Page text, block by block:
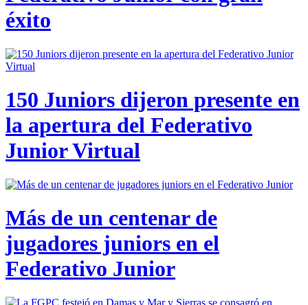
éxito
150 Juniors dijeron presente en
la apertura del Federativo
Junior Virtual
Más de un centenar de
jugadores juniors en el
Federativo Junior